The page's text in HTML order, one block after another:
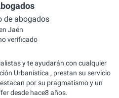
de abogados
Jaén
verificado
y te ayudarán con cualquier
Urbanística , prestan su servicio
por su pragmatismo y un
desde hace8 años.